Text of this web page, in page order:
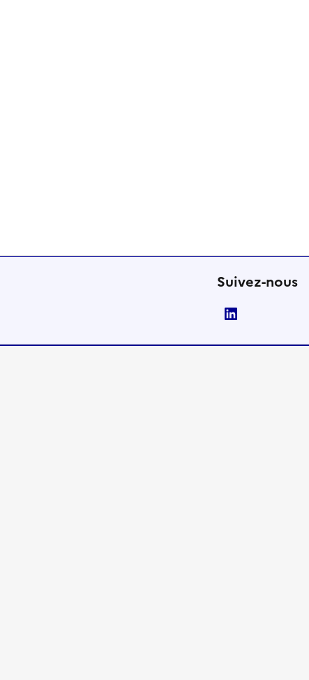
Suivez-nous